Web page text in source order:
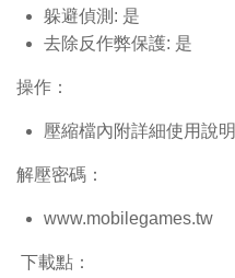
躲避偵測: 是
去除反作弊保護: 是
操作：
壓縮檔內附詳細使用說明
解壓密碼：
www.mobilegames.tw
下載點：